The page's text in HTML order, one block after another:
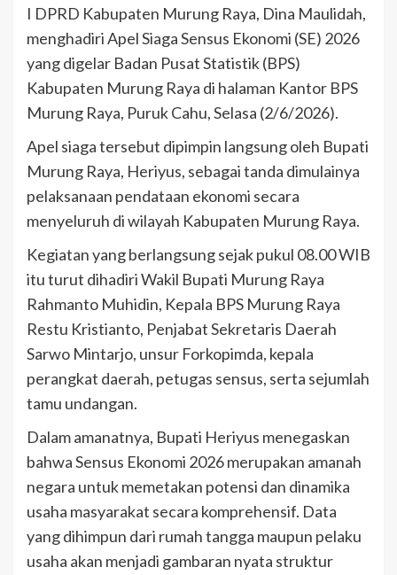
I DPRD Kabupaten Murung Raya, Dina Maulidah,
menghadiri Apel Siaga Sensus Ekonomi (SE) 2026
yang digelar Badan Pusat Statistik (BPS)
Kabupaten Murung Raya di halaman Kantor BPS
Murung Raya, Puruk Cahu, Selasa (2/6/2026).
Apel siaga tersebut dipimpin langsung oleh Bupati
Murung Raya, Heriyus, sebagai tanda dimulainya
pelaksanaan pendataan ekonomi secara
menyeluruh di wilayah Kabupaten Murung Raya.
Kegiatan yang berlangsung sejak pukul 08.00 WIB
itu turut dihadiri Wakil Bupati Murung Raya
Rahmanto Muhidin, Kepala BPS Murung Raya
Restu Kristianto, Penjabat Sekretaris Daerah
Sarwo Mintarjo, unsur Forkopimda, kepala
perangkat daerah, petugas sensus, serta sejumlah
tamu undangan.
Dalam amanatnya, Bupati Heriyus menegaskan
bahwa Sensus Ekonomi 2026 merupakan amanah
negara untuk memetakan potensi dan dinamika
usaha masyarakat secara komprehensif. Data
yang dihimpun dari rumah tangga maupun pelaku
usaha akan menjadi gambaran nyata struktur